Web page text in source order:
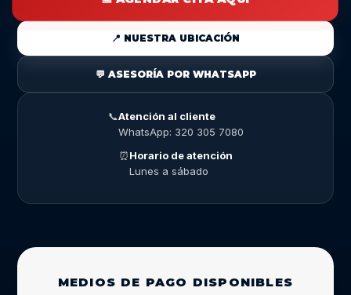
📍 NUESTRA UBICACIÓN
💬 ASESORÍA POR WHATSAPP
📞Atención al cliente
WhatsApp: 320 305 7080
⏰Horario de atención
Lunes a sábado
MEDIOS DE PAGO DISPONIBLES